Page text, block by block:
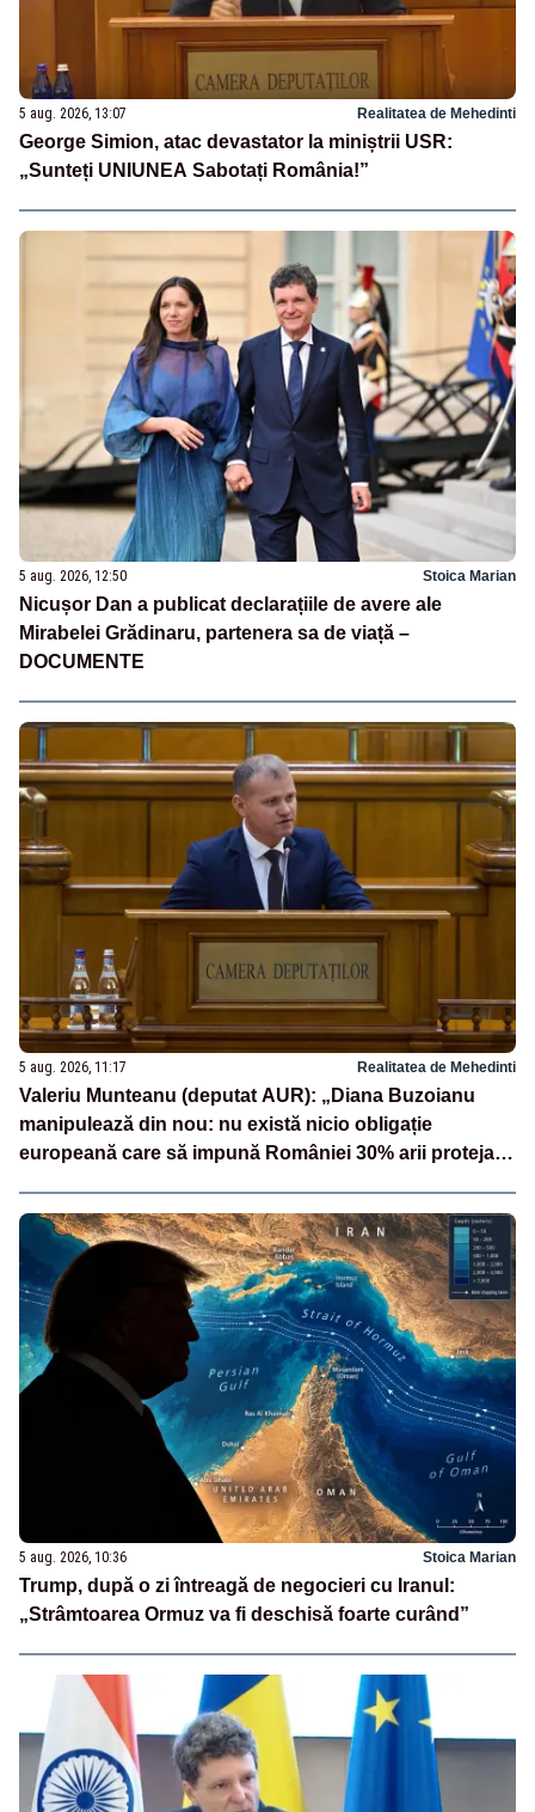
5 aug. 2026, 13:07 Realitatea de Mehedinti
George Simion, atac devastator la miniștrii USR:
„Sunteți UNIUNEA Sabotați România!”
5 aug. 2026, 12:50 Stoica Marian
Nicușor Dan a publicat declarațiile de avere ale
Mirabelei Grădinaru, partenera sa de viață –
DOCUMENTE
5 aug. 2026, 11:17 Realitatea de Mehedinti
Valeriu Munteanu (deputat AUR): „Diana Buzoianu
manipulează din nou: nu există nicio obligație
europeană care să impună României 30% arii protejate
5 aug. 2026, 10:36 Stoica Marian
Trump, după o zi întreagă de negocieri cu Iranul:
„Strâmtoarea Ormuz va fi deschisă foarte curând”